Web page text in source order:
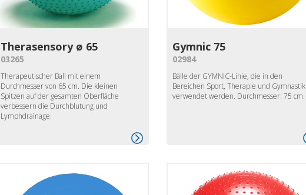
Therasensory ø 65
03265
Therapeutischer Ball mit einem
Durchmesser von 65 cm. Die kleinen
Spitzen auf der gesamten Oberfläche
verbessern die Durchblutung und
Lymphdrainage.
Gymnic 75
02984
Bälle der GYMNIC-Linie, die in den
Bereichen Sport, Therapie und Gymnastik
verwendet werden. Durchmesser: 75 cm.